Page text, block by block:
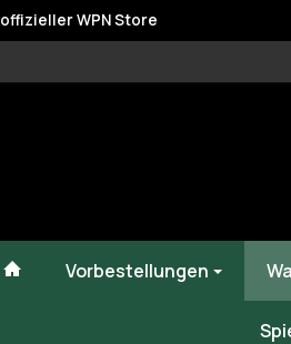
offizieller WPN Store
#custom.linkHome#
Vorbestellungen